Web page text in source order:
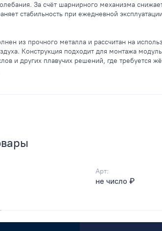
За счёт шарнирного механизма
стабильность при ежедневной
из прочного металла и рассчитан на
Конструкция подходит для монтажа
и других плавучих решений, где требуется
Арт:
не число ₽